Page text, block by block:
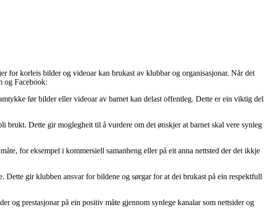
for korleis bilder og videoar kan brukast av klubbar og organisasjonar. Når det
og Facebook:
før bilder eller videoar av barnet kan delast offentleg. Dette er ein viktig del
Dette gir moglegheit til å vurdere om dei ønskjer at barnet skal vere synleg
for eksempel i kommersiell samanheng eller på eit anna nettsted der det ikkje
gir klubben ansvar for bildene og sørgar for at dei brukast på ein respektfull
og prestasjonar på ein positiv måte gjennom synlege kanalar som nettsider og